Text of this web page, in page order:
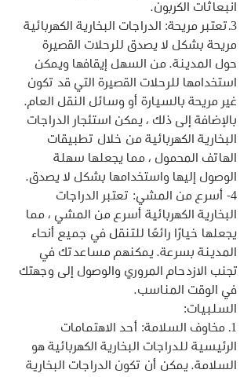
انبعاثات الكربون.
3.تعتبر مريحة: الدراجات البخارية الكهربائية
مريحة بشكل لا يصدق للرحلات القصيرة
حول المدينة. من السهل إيقافها ويمكن
استخدامها للرحلات القصيرة التي قد تكون
غير مريحة بالسيارة أو وسائل النقل العام.
بالإضافة إلى ذلك ، يمكن استئجار الدراجات
البخارية الكهربائية من خلال تطبيقات
الهاتف المحمول ، مما يجعلها سهلة
الوصول إليها واستخدامها بشكل لا يصدق.
4- أسرع من المشي: تعتبر الدراجات
البخارية الكهربائية أسرع من المشي ، مما
يجعلها خيارًا رائعًا للتنقل في جميع أنحاء
المدينة بسرعة. يمكنهم مساعدتك في
تجنب الازدحام المروري والوصول إلى وجهتك
في الوقت المناسب.
السلبيات:
1. مخاوف السلامة: أحد الاهتمامات
الرئيسية للدراجات البخارية الكهربائية هو
السلامة. يمكن أن تكون الدراجات البخارية